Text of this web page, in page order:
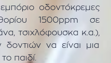
οδοντόκρεμες
1500ppm σε
τσιχλόφουσκα κ.α.),
να είναι μια
παιδί.